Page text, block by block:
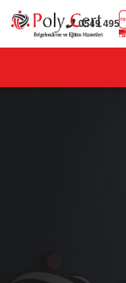
0549 495